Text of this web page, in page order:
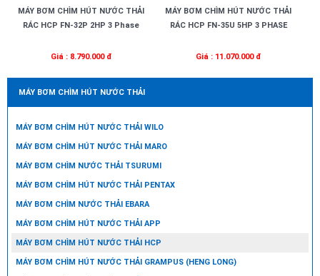
MÁY BƠM CHÌM HÚT NƯỚC THẢI
RÁC HCP FN-32P 2HP 3 Phase
Giá : 8.790.000 đ
MÁY BƠM CHÌM HÚT NƯỚC THẢI
RÁC HCP FN-35U 5HP 3 PHASE
Giá : 11.070.000 đ
MÁY BƠM CHÌM HÚT NƯỚC THẢI
MÁY BƠM CHÌM HÚT NƯỚC THẢI WILO
MÁY BƠM CHÌM HÚT NƯỚC THẢI MARO
MÁY BƠM CHÌM NƯỚC THẢI TSURUMI
MÁY BƠM CHÌM HÚT NƯỚC THẢI PENTAX
MÁY BƠM CHÌM NƯỚC THẢI EBARA
MÁY BƠM CHÌM HÚT NƯỚC THẢI APP
MÁY BƠM CHÌM HÚT NƯỚC THẢI HCP
MÁY BƠM CHÌM HÚT NƯỚC THẢI GRAMPUS (HENG LONG)